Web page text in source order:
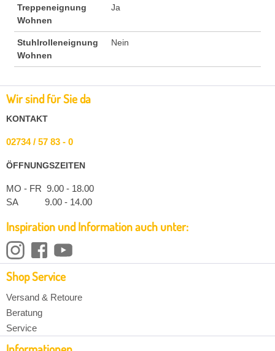
Treppeneignung
Wohnen
Ja
Stuhlrolleneignung
Wohnen
Nein
Wir sind für Sie da
KONTAKT
02734 / 57 83 - 0
ÖFFNUNGSZEITEN
MO - FR 9.00 - 18.00
SA 9.00 - 14.00
Inspiration und Information auch unter:
Shop Service
Versand & Retoure
Beratung
Service